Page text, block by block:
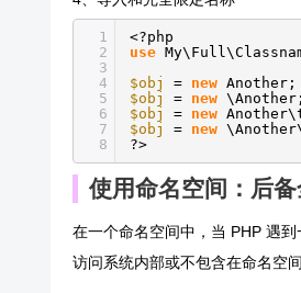
1
2
3
4
5
6
7
8
<?php
use
$obj
= new
$obj
= new
$obj
= new
$obj
= new
?>
使用命名空间：后
在一个命名空间中，当 PHP 遇
访问系统内部或不包含在命名空